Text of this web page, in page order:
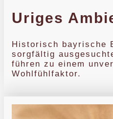
Uriges
Historisch bayrische
sorgfältig
führen zu einem
Wohlfühlfaktor.